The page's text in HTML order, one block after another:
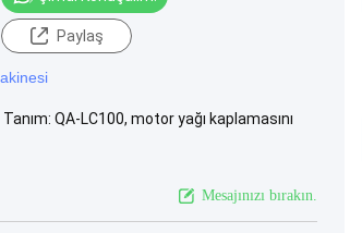
Paylaş
QA-LC100, motor yağı kaplamasını
Mesajınızı bırakın.